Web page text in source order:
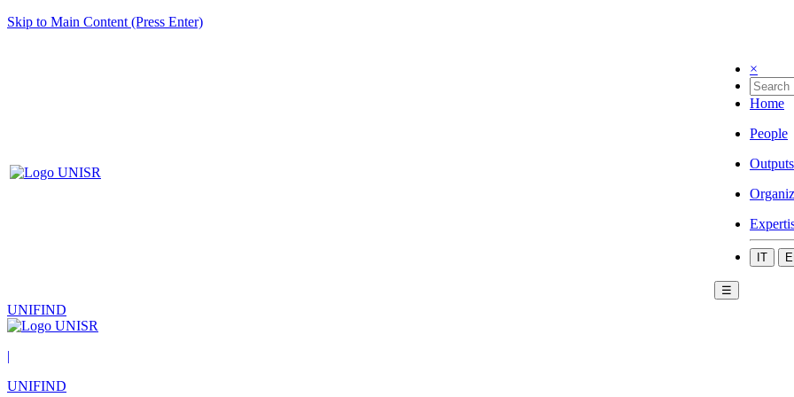
Skip to Main Content (Press Enter)
×
Home
People
Outputs
IT
☰
UNIFIND
|
UNIFIND